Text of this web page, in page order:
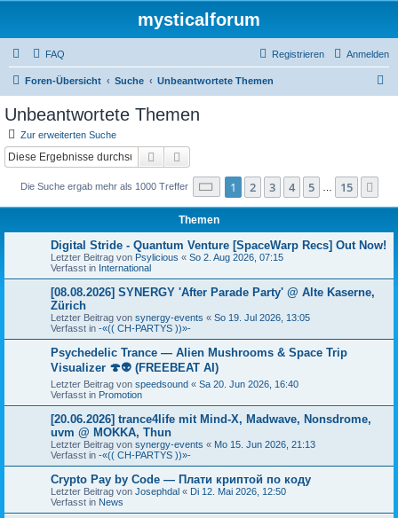
mysticalforum
FAQ Anmelden
Registrieren
Foren-Übersicht Suche Unbeantwortete Themen
Unbeantwortete Themen
Zur erweiterten Suche
Suche
Die Suche ergab mehr als 1000 Treffer Seite 1von 15
1 2 3 4 5 15
Themen
Digital Stride - Quantum Venture [SpaceWarp Recs] Out Now!
Letzter Beitrag von Psylicious « So 2. Aug 2026, 07:15
Verfasst in International
[08.08.2026] SYNERGY 'After Parade Party' @ Alte Kaserne,
Zürich
Letzter Beitrag von synergy-events « So 19. Jul 2026, 13:05
Verfasst in -«(( CH-PARTYS ))»-
Psychedelic Trance — Alien Mushrooms & Space Trip
Visualizer 🍄👽 (FREEBEAT AI)
Letzter Beitrag von speedsound « Sa 20. Jun 2026, 16:40
Verfasst in Promotion
[20.06.2026] trance4life mit Mind-X, Madwave, Nonsdrome,
uvm @ MOKKA, Thun
Letzter Beitrag von synergy-events « Mo 15. Jun 2026, 21:13
Verfasst in -«(( CH-PARTYS ))»-
Crypto Pay by Code — Плати криптой по коду
Letzter Beitrag von Josephdal « Di 12. Mai 2026, 12:50
Verfasst in News